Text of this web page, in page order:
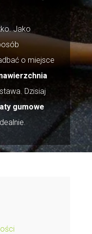
Jako
o miejsce
Dzisiaj
gumowe